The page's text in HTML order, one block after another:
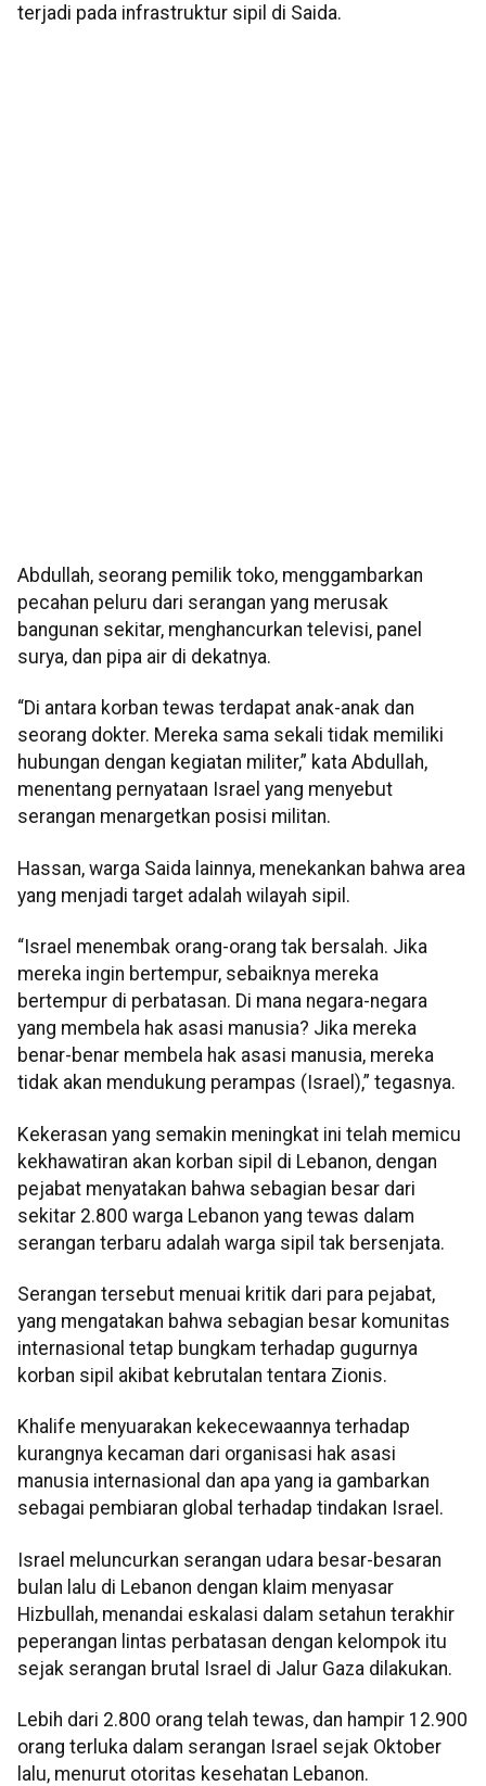
terjadi pada infrastruktur sipil di Saida.
Abdullah, seorang pemilik toko, menggambarkan
pecahan peluru dari serangan yang merusak
bangunan sekitar, menghancurkan televisi, panel
surya, dan pipa air di dekatnya.
“Di antara korban tewas terdapat anak-anak dan
seorang dokter. Mereka sama sekali tidak memiliki
hubungan dengan kegiatan militer,” kata Abdullah,
menentang pernyataan Israel yang menyebut
serangan menargetkan posisi militan.
Hassan, warga Saida lainnya, menekankan bahwa area
yang menjadi target adalah wilayah sipil.
“Israel menembak orang-orang tak bersalah. Jika
mereka ingin bertempur, sebaiknya mereka
bertempur di perbatasan. Di mana negara-negara
yang membela hak asasi manusia? Jika mereka
benar-benar membela hak asasi manusia, mereka
tidak akan mendukung perampas (Israel),” tegasnya.
Kekerasan yang semakin meningkat ini telah memicu
kekhawatiran akan korban sipil di Lebanon, dengan
pejabat menyatakan bahwa sebagian besar dari
sekitar 2.800 warga Lebanon yang tewas dalam
serangan terbaru adalah warga sipil tak bersenjata.
Serangan tersebut menuai kritik dari para pejabat,
yang mengatakan bahwa sebagian besar komunitas
internasional tetap bungkam terhadap gugurnya
korban sipil akibat kebrutalan tentara Zionis.
Khalife menyuarakan kekecewaannya terhadap
kurangnya kecaman dari organisasi hak asasi
manusia internasional dan apa yang ia gambarkan
sebagai pembiaran global terhadap tindakan Israel.
Israel meluncurkan serangan udara besar-besaran
bulan lalu di Lebanon dengan klaim menyasar
Hizbullah, menandai eskalasi dalam setahun terakhir
peperangan lintas perbatasan dengan kelompok itu
sejak serangan brutal Israel di Jalur Gaza dilakukan.
Lebih dari 2.800 orang telah tewas, dan hampir 12.900
orang terluka dalam serangan Israel sejak Oktober
lalu, menurut otoritas kesehatan Lebanon.